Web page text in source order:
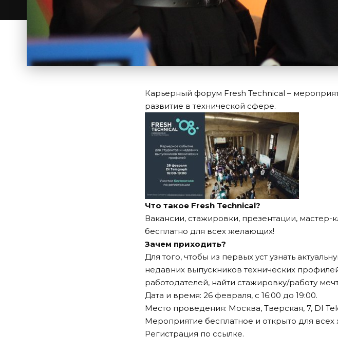
Карьерный форум Fresh Technical –
развитие в технической сфере.
Что такое Fresh Technical?
Вакансии, стажировки, презентации, мастер-
бесплатно для всех желающих!
Зачем приходить?
Для того, чтобы из первых уст узнать
недавних выпускников технических
работодателей, найти стажировку/работу
Дата и время: 26 февраля, с 16:00 до 19:00.
Место проведения: Москва, Тверская, 7, DI
Мероприятие бесплатное и открыто для
Регистрация по ссылке.